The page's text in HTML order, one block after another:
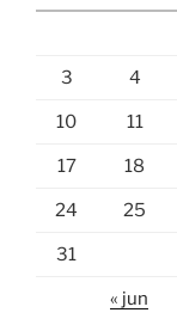
3 4
10 11
17 18
24 25
31
« jun